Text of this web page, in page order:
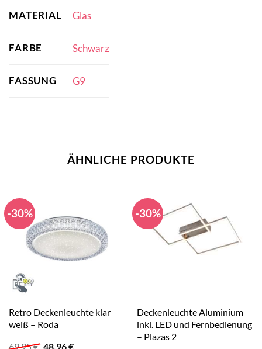
MATERIAL Glas
FARBE Schwarz
FASSUNG G9
ÄHNLICHE PRODUKTE
-30%
Retro Deckenleuchte klar
weiß – Roda
69,95€ Ursprünglicher
48,96€Aktueller
-30%
Deckenleuchte Aluminium
inkl. LED und Fernbedienung
– Plazas 2